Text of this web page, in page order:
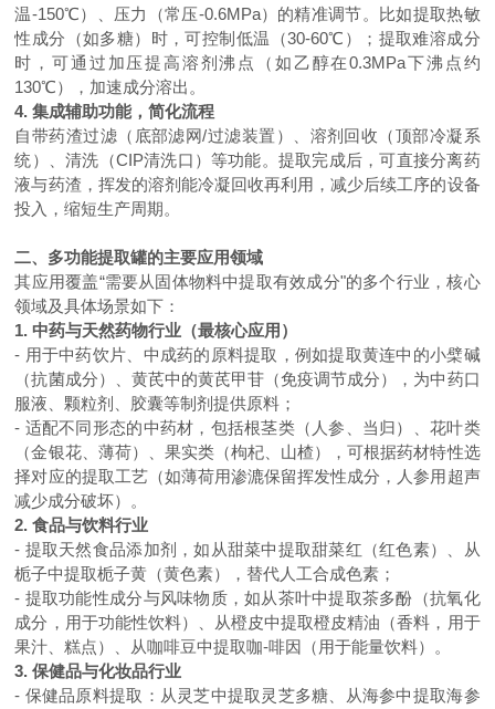
温-150℃）、压力（常压-0.6MPa）的精准调节。比如提取热敏
性成分（如多糖）时，可控制低温（30-60℃）；提取难溶成分
时，可通过加压提高溶剂沸点（如乙醇在0.3MPa下沸点约
130℃），加速成分溶出。
4. 集成辅助功能，简化流程
自带药渣过滤（底部滤网/过滤装置）、溶剂回收（顶部冷凝系
统）、清洗（CIP清洗口）等功能。提取完成后，可直接分离药
液与药渣，挥发的溶剂能冷凝回收再利用，减少后续工序的设备
投入，缩短生产周期。
二、多功能提取罐的主要应用领域
其应用覆盖“需要从固体物料中提取有效成分"的多个行业，核心
领域及具体场景如下：
1. 中药与天然药物行业（最核心应用）
- 用于中药饮片、中成药的原料提取，例如提取黄连中的小檗碱
（抗菌成分）、黄芪中的黄芪甲苷（免疫调节成分），为中药口
服液、颗粒剂、胶囊等制剂提供原料；
- 适配不同形态的中药材，包括根茎类（人参、当归）、花叶类
（金银花、薄荷）、果实类（枸杞、山楂），可根据药材特性选
择对应的提取工艺（如薄荷用渗漉保留挥发性成分，人参用超声
减少成分破坏）。
2. 食品与饮料行业
- 提取天然食品添加剂，如从甜菜中提取甜菜红（红色素）、从
栀子中提取栀子黄（黄色素），替代人工合成色素；
- 提取功能性成分与风味物质，如从茶叶中提取茶多酚（抗氧化
成分，用于功能性饮料）、从橙皮中提取橙皮精油（香料，用于
果汁、糕点）、从咖啡豆中提取咖-啡因（用于能量饮料）。
3. 保健品与化妆品行业
- 保健品原料提取：从灵芝中提取灵芝多糖、从海参中提取海参